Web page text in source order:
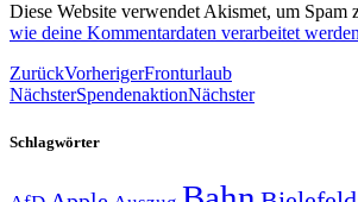
Diese Website verwendet Akismet, um Spam
wie deine Kommentardaten verarbeitet
ZurückVorherigerFronturlaub
NächsterSpendenaktionNächster
Schlagwörter